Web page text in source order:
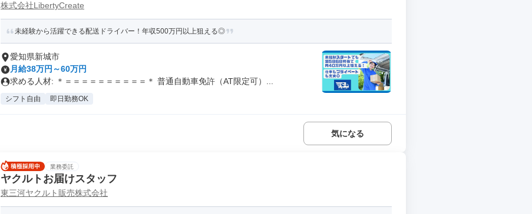
株式会社LibertyCreate
未経験から活躍できる配送ドライバー！年収500万円以上狙える◎
愛知県新城市
月給38万円～60万円
求める人材: ＊＝＝＝＝＝＝＝＝＝＝＊ 普通自動車免許（AT限定可）...
シフト自由 即日勤務OK
気になる
業務委託
ヤクルトお届けスタッフ
東三河ヤクルト販売株式会社